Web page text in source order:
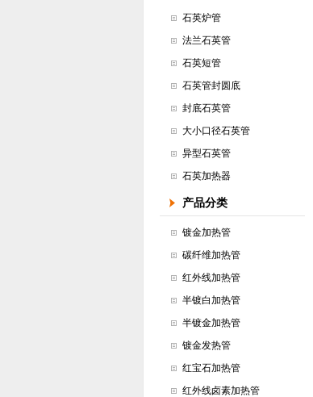
石英炉管
法兰石英管
石英短管
石英管封圆底
封底石英管
大小口径石英管
异型石英管
石英加热器
产品分类
镀金加热管
碳纤维加热管
红外线加热管
半镀白加热管
半镀金加热管
镀金发热管
红宝石加热管
红外线卤素加热管